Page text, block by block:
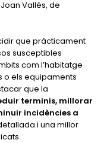
Vallés, de
que pràcticament
susceptibles
com l’habitatge
o els equipaments
que la
terminis, millorar
incidències a
i una millor